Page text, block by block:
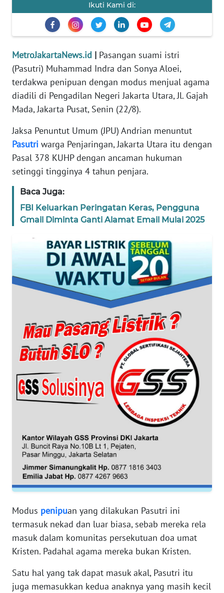
Ikuti Kami di:
MetroJakartaNews.id | Pasangan suami istri
(Pasutri) Muhammad Indra dan Sonya Aloei,
terdakwa penipuan dengan modus menjual agama
diadili di Pengadilan Negeri Jakarta Utara, Jl. Gajah
Mada, Jakarta Pusat, Senin (22/8).
Jaksa Penuntut Umum (JPU) Andrian menuntut
Pasutri warga Penjaringan, Jakarta Utara itu dengan
Pasal 378 KUHP dengan ancaman hukuman
setinggi tingginya 4 tahun penjara.
Baca Juga:
FBI Keluarkan Peringatan Keras, Pengguna
Gmail Diminta Ganti Alamat Email Mulai 2025
Modus penipuan yang dilakukan Pasutri ini
termasuk nekad dan luar biasa, sebab mereka rela
masuk dalam komunitas persekutuan doa umat
Kristen. Padahal agama mereka bukan Kristen.
Satu hal yang tak dapat masuk akal, Pasutri itu
juga memasukkan kedua anaknya yang masih kecil
IKLAN
TENTANG
KAMI
PEDOMAN
MEDIA
SIBER
DISCLAIMER
Wahana
Regional
WN
WN
JABAR
WN
BANTEN
WN
WN
KEPRI
WN
PAPUA
WN
BARAT
WN